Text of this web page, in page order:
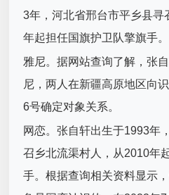
3年，河北省邢台市平乡县
年起担任国旗护卫队擎旗手。
雅尼。据网站查询了解，张
尼，两人在新疆高原地区向
6号确定对象关系。
网恋。张自轩出生于1993年
召乡北流渠村人，从2010年
手。根据查询相关资料显示